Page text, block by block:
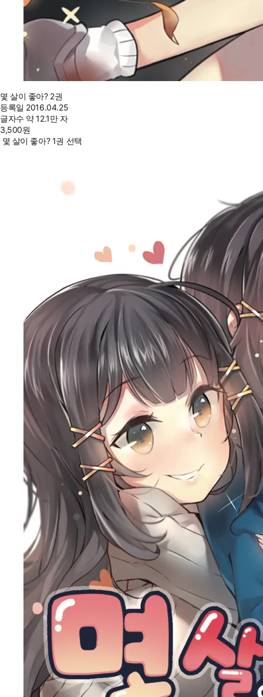
몇 살이 좋아? 2권
등록일 2016.04.25
글자수 약 12.1만 자
3,500원
몇 살이 좋아? 1권 선택